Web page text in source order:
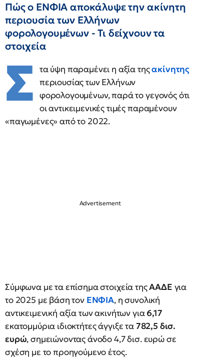
Πώς ο ΕΝΦΙΑ αποκάλυψε την ακίνητη
περιουσία των Ελλήνων
φορολογουμένων - Τι δείχνουν τα
στοιχεία
Σ τα ύψη παραμένει η αξία τηςακίνητης
περιουσίας των Ελλήνων
φορολογουμένων, παρά το γεγονός ότι
οι αντικειμενικές τιμές παραμένουν
«παγωμένες» από το 2022.
Σύμφωνα με τα επίσημα στοιχεία τηςΑΑΔΕ για
το 2025 με βάση τον ΕΝΦΙΑ, η συνολική
αντικειμενική αξία των ακινήτων για6,17
εκατομμύρια ιδιοκτήτες άγγιξε τα782,5 δισ.
ευρώ, σημειώνοντας άνοδο 4,7 δισ. ευρώ σε
σχέση με το προηγούμενο έτος.